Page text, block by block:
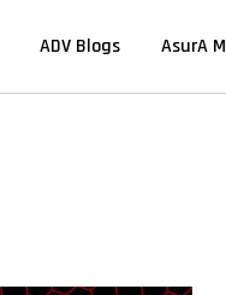
ADV Blogs AsurA